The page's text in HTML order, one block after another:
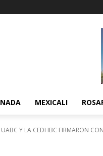
MEXICALI
UABC Y LA CEDHBC FIRMARON